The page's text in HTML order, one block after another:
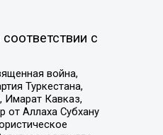
с
война,
Туркестана,
Кавказ,
Аллаха Субхану